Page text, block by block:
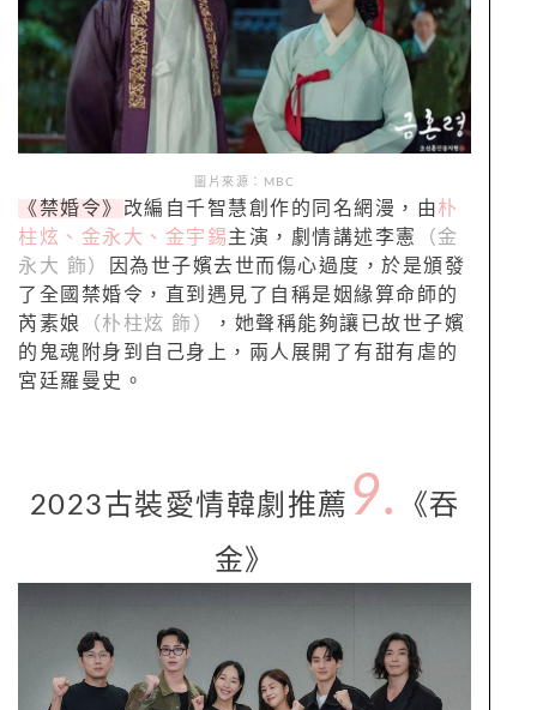
圖片來源：MBC
《禁婚令》 改編自千智慧創作的同名網漫，由朴
柱炫、金永大、金宇錫主演，劇情講述李憲
（金
永大 飾）
因為世子嬪去世而傷心過度，於是頒發
了全國禁婚令，直到遇見了自稱是姻緣算命師的
芮素娘
（朴柱炫 飾）
，她聲稱能夠讓已故世子嬪
的鬼魂附身到自己身上，兩人展開了有甜有虐的
宮廷羅曼史。
2023古裝愛情韓劇推薦 9.
《吞
金》